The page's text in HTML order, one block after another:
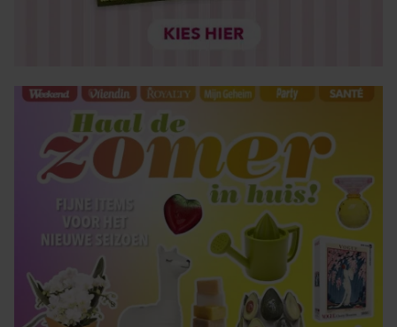
informatie over uw gebruik van onze site met onze
partners voor social media, adverteren en analyse. Deze
verzameld op basis van uw gebruik van hun services. U
gaat akkoord met onze cookies als u onze website blijft
gebruiken.